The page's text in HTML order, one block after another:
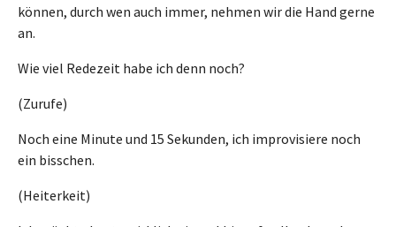
können, durch wen auch immer, nehmen wir die Hand gerne
an.
Wie viel Redezeit habe ich denn noch?
(Zurufe)
Noch eine Minute und 15 Sekunden, ich improvisiere noch
ein bisschen.
(Heiterkeit)